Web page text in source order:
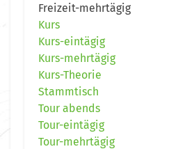
Freizeit-mehrtägig
Kurs
Kurs-eintägig
Kurs-mehrtägig
Kurs-Theorie
Stammtisch
Tour abends
Tour-eintägig
Tour-mehrtägig